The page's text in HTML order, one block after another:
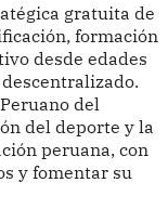
gratuita de
formación
desde edades
del
del deporte y la
peruana, con
y fomentar su